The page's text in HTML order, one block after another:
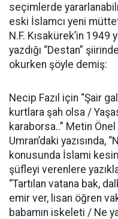
seçimlerde
eski İslamcı yeni
N.F. Kısakürek’in 1949
yazdığı “Destan”
okurken şöyle demiş:
Necip Fazıl için “Şair
kurtlara şah olsa /
karaborsa..” Metin
Umran’daki yazısında,
konusunda İslami
şüfleyi verenlere
“Tartılan vatana bak,
emir ver, lisan öğren
babamın iskeleti / Ne